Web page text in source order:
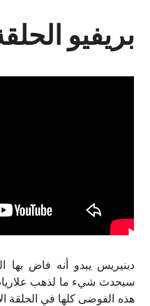
بريفيو
دينيريس يبدو أنه فاض بها
سيحدث شيء ما لذهب
هذه الفوضى كلها في الحلقة